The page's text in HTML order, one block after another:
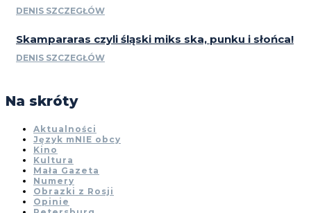
DENIS SZCZEGŁÓW
Skampararas czyli śląski miks ska, punku i słońca!
DENIS SZCZEGŁÓW
Na skróty
Aktualności
Język mNIE obcy
Kino
Kultura
Mała Gazeta
Numery
Obrazki z Rosji
Opinie